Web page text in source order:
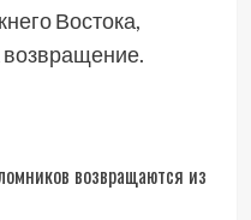
Востока,
возвращаются из